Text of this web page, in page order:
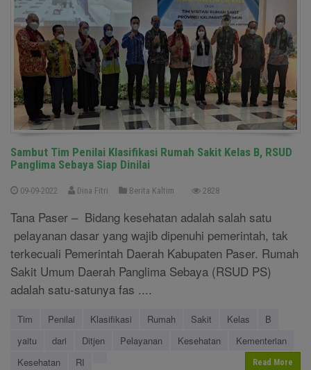
Sambut Tim Penilai Klasifikasi Rumah Sakit Kelas B, RSUD
Panglima Sebaya Siap Dinilai
09-09-2022 Dina Fitri Berita Kaltim 2828
Tana Paser – Bidang kesehatan adalah salah satu
pelayanan dasar yang wajib dipenuhi pemerintah, tak
terkecuali Pemerintah Daerah Kabupaten Paser. Rumah
Sakit Umum Daerah Panglima Sebaya (RSUD PS)
adalah satu-satunya fas ....
Tim Penilai Klasifikasi Rumah Sakit Kelas
B
yaitu
dari Ditjen Pelayanan Kesehatan
Kementerian
Kesehatan
RI Read More